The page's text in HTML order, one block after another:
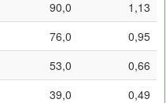
90,0
1,13
76,0
0,95
53,0
0,66
39,0
0,49